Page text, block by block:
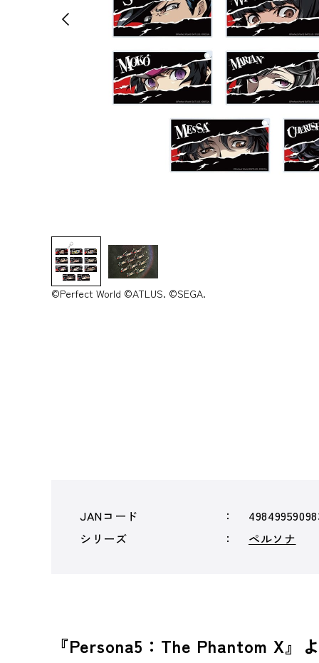
©Perfect World ©ATLUS. ©SEGA.
JANコード
シリーズ
ペルソナ
『Persona5：The Phantom X